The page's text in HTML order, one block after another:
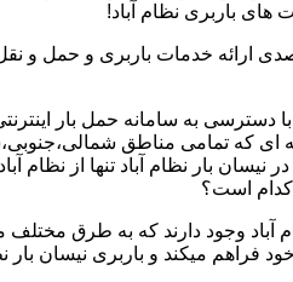
های باربری نظام آباد!
ارائه خدمات باربری و حمل و
به سامانه حمل بار
ای که تمامی مناطق
نیسان بار نظام آباد تنها از
کدام است؟
وجود دارند که به طرق مختلف
فراهم میکند و باربری نیسان بار